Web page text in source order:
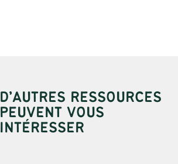
D’AUTRES RESSOURCES
PEUVENT VOUS
INTÉRESSER